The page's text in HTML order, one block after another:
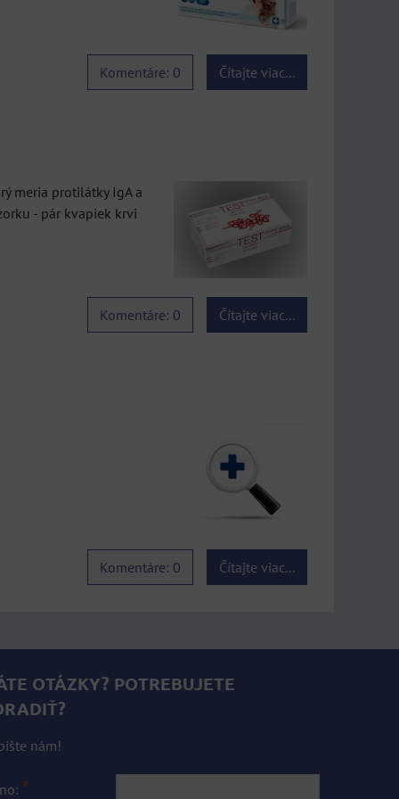
Čítajte viac...
Komentáre: 0
meria protilátky IgA a
- pár kvapiek krvi
Čítajte viac...
Komentáre: 0
Čítajte viac...
Komentáre: 0
OTÁZKY? POTREBUJETE
nám!
*